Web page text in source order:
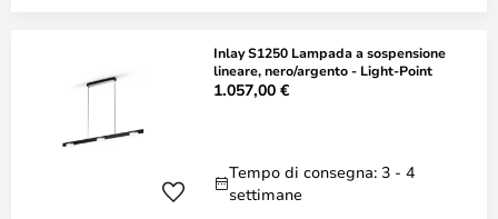
Inlay S1250 Lampada a sospensione
lineare, nero/argento - Light-Point
1.057,00 €
Tempo di consegna: 3 - 4
settimane